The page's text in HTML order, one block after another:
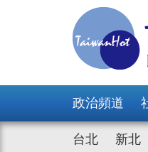
政治頻道
台北 新北